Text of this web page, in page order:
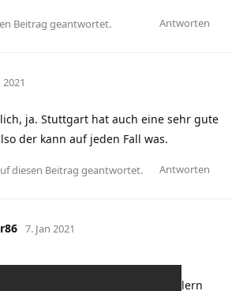
Antworten
Beitrag geantwortet.
2021
ja. Stuttgart hat auch eine sehr gute
der kann auf jeden Fall was.
Antworten
diesen Beitrag geantwortet.
7. Jan 2021
und damit bei Arsenal-Spielern